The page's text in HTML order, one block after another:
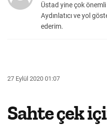
Üstad yine çok
Aydınlatıcı ve yol
ederim.
27 Eylül 2020 01:07
Sahte çek